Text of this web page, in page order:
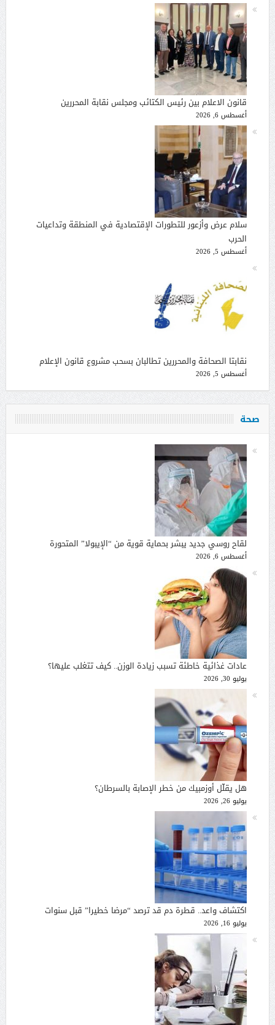
قانون الاعلام بين رئيس الكتائب ومجلس نقابة المحررين
أغسطس 6, 2026
سلام عرض وأزعور للتطورات الإقتصادية في المنطقة وتداعيات
الحرب
أغسطس 5, 2026
نقابتا الصحافة والمحررين تطالبان بسحب مشروع قانون الإعلام
أغسطس 5, 2026
صحة
لقاح روسي جديد يبشر بحماية قوية من “الإيبولا” المتحورة
أغسطس 6, 2026
عادات غذائية خاطئة تسبب زيادة الوزن.. كيف تتغلب عليها؟
يوليو 30, 2026
هل يقلّل أوزمبيك من خطر الإصابة بالسرطان؟
يوليو 26, 2026
اكتشاف واعد.. قطرة دم قد ترصد “مرضا خطيرا” قبل سنوات
يوليو 16, 2026